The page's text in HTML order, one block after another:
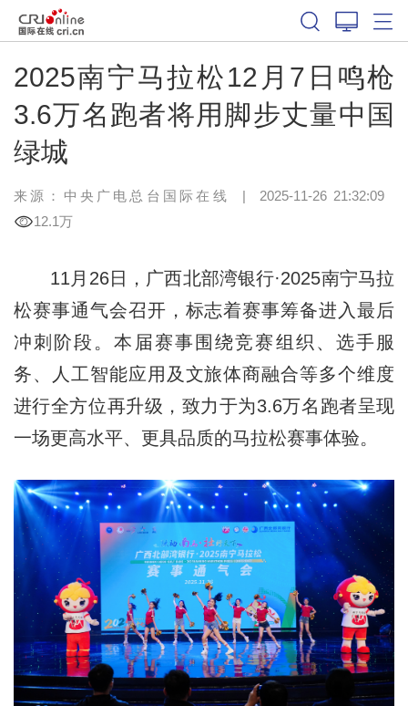
2025南宁马拉松12月7日鸣枪
3.6万名跑者将用脚步丈量中国
绿城
来源：中央广电总台国际在线 | 2025-11-26 21:32:09
12.1万
11月26日，广西北部湾银行·2025南宁马拉
松赛事通气会召开，标志着赛事筹备进入最后
冲刺阶段。本届赛事围绕竞赛组织、选手服
务、人工智能应用及文旅体商融合等多个维度
进行全方位再升级，致力于为3.6万名跑者呈现
一场更高水平、更具品质的马拉松赛事体验。